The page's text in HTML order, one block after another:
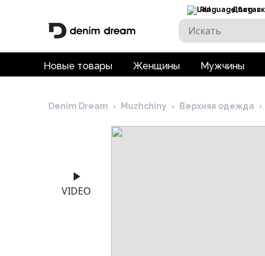
RU
Новые товары Женщины Мужчины
Denim Dream › Muzhchiny › Верхняя одежда ›
VIDEO